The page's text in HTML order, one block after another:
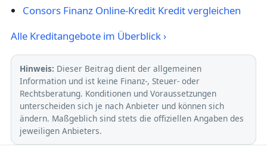
Consors Finanz Online-Kredit Kredit vergleichen
Alle Kreditangebote im Überblick ›
Hinweis: Dieser Beitrag dient der allgemeinen
Information und ist keine Finanz-, Steuer- oder
Rechtsberatung. Konditionen und Voraussetzungen
unterscheiden sich je nach Anbieter und können sich
ändern. Maßgeblich sind stets die offiziellen Angaben des
jeweiligen Anbieters.